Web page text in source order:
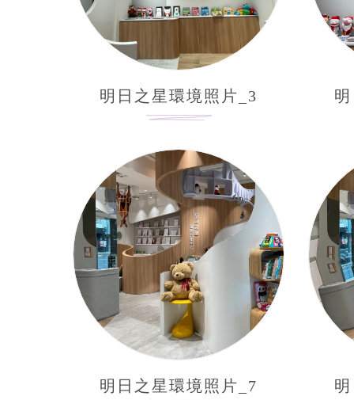
明日之星環境照片_3
明日之星環境照片_7